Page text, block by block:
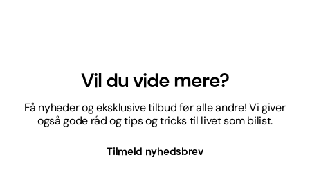
Vil du vide mere?
Få nyheder og eksklusive tilbud før alle andre! Vi giver
også gode råd og tips og tricks til livet som bilist.
Tilmeld nyhedsbrev